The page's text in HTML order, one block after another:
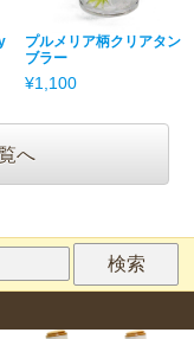
プルメリア柄クリアタン
ブラー
¥1,100
へ